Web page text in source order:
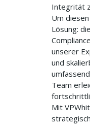
Integrität
Um
Lösung:
unserer
und
Team
Mit